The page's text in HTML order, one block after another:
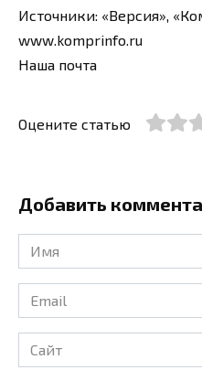
Источники: «Версия»,
www.komprinfo.ru
Наша почта
Оцените статью
Добавить
Имя
*
Email
*
Сайт